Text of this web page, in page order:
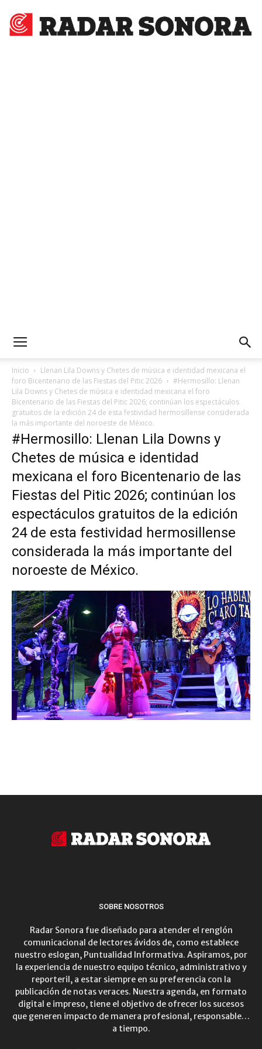
Inicio
Llenan Lila Downs y Chetes de música e identidad mexicana el
foro Bicentenario de las Fiestas del Pitic 2026
#Hermosillo: Llenan
Lila Downs y Chetes de música e identidad mexicana el foro
Bicentenario de las Fiestas del Pitic 2026; continúan los espectáculos
gratuitos de la edición 24 de esta festividad hermosillense considerada
la más importante del noroeste de México.
#Hermosillo: Llenan Lila Downs y
Chetes de música e identidad
mexicana el foro Bicentenario de las
Fiestas del Pitic 2026; continúan los
espectáculos gratuitos de la edición
24 de esta festividad hermosillense
considerada la más importante del
noroeste de México.
SOBRE NOSOTROS
Radar Sonora fue diseñado para atender el renglón
comunicacional de lectores ávidos de, como establece
nuestro eslogan, Puntualidad Informativa. Aspiramos, por
la experiencia de nuestro equipo técnico, administrativo y
reporteril, a estar siempre en su preferencia con la
publicación de notas veraces. Nuestra agenda, en formato
digital e impreso, tiene el objetivo de ofrecer los sucesos
que generen impacto de manera profesional, responsable…
a tiempo.